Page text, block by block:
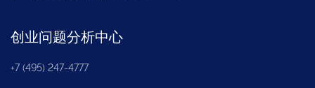
创业问题分析中心
+7 (495) 247-4777